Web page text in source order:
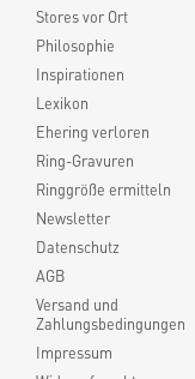
Stores vor Ort
Philosophie
Inspirationen
Lexikon
Ehering verloren
Ring-Gravuren
Ringgröße ermitteln
Newsletter
Datenschutz
AGB
Versand und
Zahlungsbedingungen
Impressum